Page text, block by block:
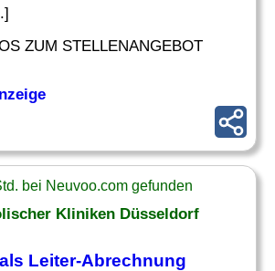
ZUM STELLENANGEBOT
bei Neuvoo.com gefunden
Kliniken Düsseldorf
als Leiter-Abrechnung